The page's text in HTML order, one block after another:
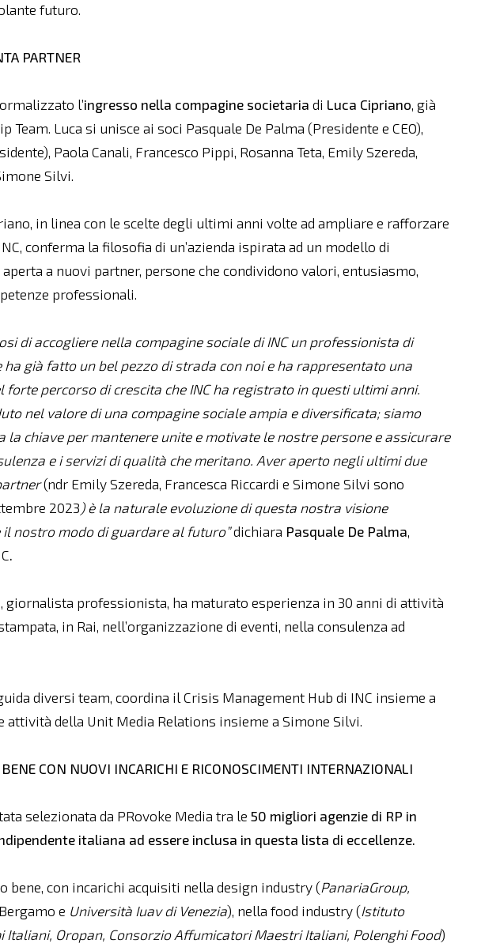
futuro.
PARTNER
l’ingresso nella compagine societariadi Luca Cipriano, già
Team. Luca si unisce ai soci Pasquale De Palma (Presidente e CEO),
Paola Canali, Francesco Pippi, Rosanna Teta, Emily Szereda,
Silvi.
in linea con le scelte degli ultimi anni volte ad ampliare e rafforzare
conferma la filosofia di un’azienda ispirata ad un modello di
a nuovi partner, persone che condividono valori, entusiasmo,
professionali.
di accogliere nella compagine sociale di INC un professionista di
ha già fatto un bel pezzo di strada con noi e ha rappresentato una
percorso di crescita che INC ha registrato in questi ultimi anni.
nel valore di una compagine sociale ampia e diversificata; siamo
la chiave per mantenere unite e motivate le nostre persone e assicurare
e i servizi di qualità che meritano. Aver aperto negli ultimi due
(ndr Emily Szereda, Francesca Riccardi e Simone Silvi sono
2023 ) è la naturale evoluzione di questa nostra visione
il nostro modo di guardare al futuro”dichiara Pasquale De Palma,
.
giornalista professionista, ha maturato esperienza in 30 anni di attività
in Rai, nell’organizzazione di eventi, nella consulenza ad
diversi team, coordina il Crisis Management Hub di INC insieme a
attività della Unit Media Relations insieme a Simone Silvi.
CON NUOVI INCARICHI E RICONOSCIMENTI INTERNAZIONALI
selezionata da PRovoke Media tra le50 migliori agenzie di RP in
italiana ad essere inclusa in questa lista di eccellenze.
bene, con incarichi acquisiti nella design industry (PanariaGroup,
e Università Iuav di Venezia), nella food industry (Istituto
Italiani, Oropan, Consorzio Affumicatori Maestri Italiani, Polenghi Food)